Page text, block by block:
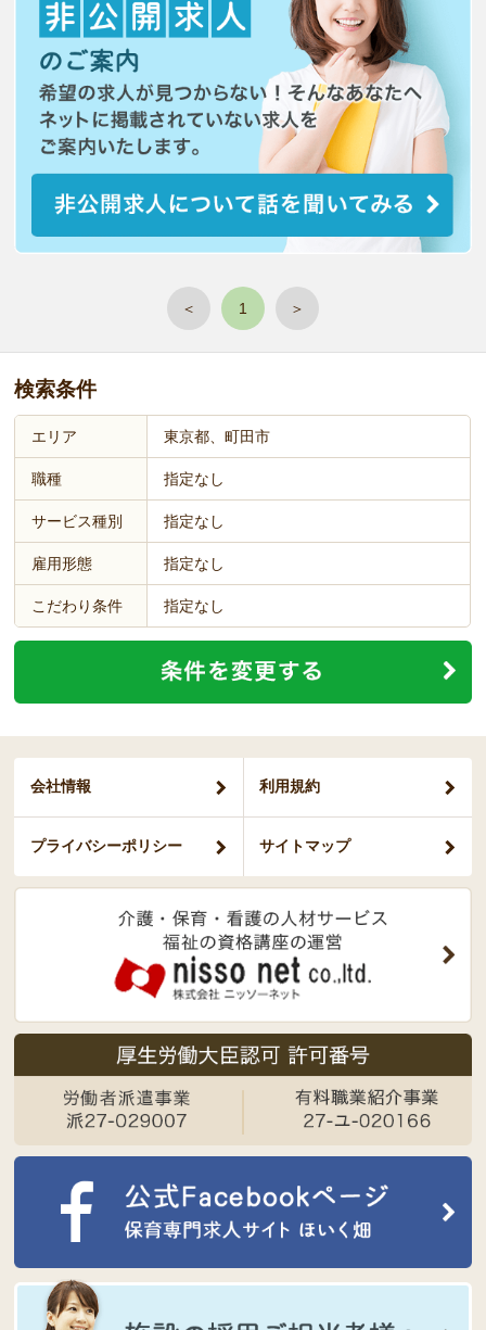
＜ 1 ＞
検索条件
エリア 東京都、町田市
職種 指定なし
サービス種別 指定なし
雇用形態 指定なし
こだわり条件 指定なし
会社情報 利用規約
プライバシーポリシー サイトマップ